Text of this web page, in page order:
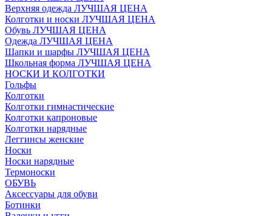
Верхняя одежда ЛУЧШАЯ ЦЕНА
Колготки и носки ЛУЧШАЯ ЦЕНА
Обувь ЛУЧШАЯ ЦЕНА
Одежда ЛУЧШАЯ ЦЕНА
Шапки и шарфы ЛУЧШАЯ ЦЕНА
Школьная форма ЛУЧШАЯ ЦЕНА
НОСКИ И КОЛГОТКИ
Гольфы
Колготки
Колготки гимнастические
Колготки капроновые
Колготки нарядные
Леггинсы женские
Носки
Носки нарядные
Термоноски
ОБУВЬ
Аксессуары для обуви
Ботинки